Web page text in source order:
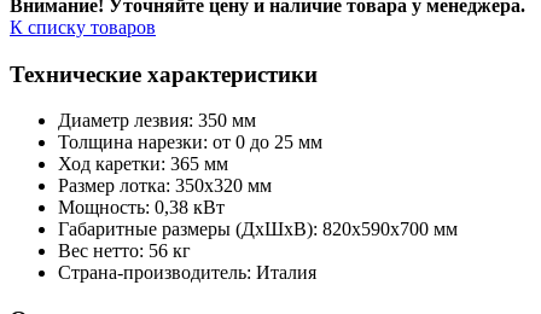
Внимание! Уточняйте цену и наличие товара у менеджера.
К списку товаров
Технические характеристики
Диаметр лезвия: 350 мм
Толщина нарезки: от 0 до 25 мм
Ход каретки: 365 мм
Размер лотка: 350x320 мм
Мощность: 0,38 кВт
Габаритные размеры (ДхШхВ): 820х590х700 мм
Вес нетто: 56 кг
Страна-производитель: Италия